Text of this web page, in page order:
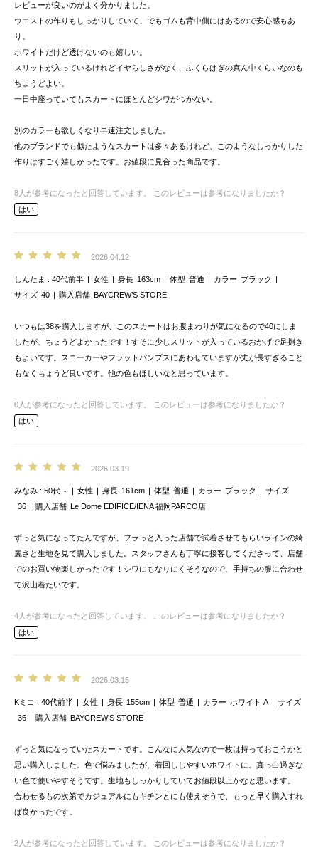
レビューが良いのがよく分かりました。
ウエストの作りもしっかりしていて、でもゴムも背中側にはあるので安心感もあ
り。
ホワイトだけど透けないのも嬉しい。
スリットが入っているけれどイヤらしさがなく、ふくらはぎの真ん中くらいなのも
ちょうどよい。
一日中座っていてもスカートにほとんどシワがつかない。
別のカラーも欲しくなり早速注文しました。
他のブランドでも似たようなスカートは多々あるけれど、このようなしっかりした
作りはすごく嬉しかったです。お値段に見合った商品です。
8 人が参考になったと回答しています。
このレビューは参考になりましたか？
はい
2026.04.12
しんたま 40代前半 女性 身長 163cm 体型 普通 カラー ブラック
サイズ 40 購入店舗 BAYCREW’S STORE
いつもは38を購入しますが、このスカートはお腹まわりが気になるので40にしま
したが、ちょうどよかったです！すそに少しスリットが入っているおかげで足捌き
もよいです。スニーカーやフラットパンプスにあわせていますが丈が長すぎること
もなくちょうど良いです。他の色もほしいなと思っています。
0 人が参考になったと回答しています。
このレビューは参考になりましたか？
はい
2026.03.19
みなみ 50代～ 女性 身長 161cm 体型 普通 カラー ブラック
サイズ
36
購入店舗 Le Dome EDIFICE/IENA 福岡PARCO店
ずっと気になってたんですが、フラっと入った店舗で試着させてもらいラインの綺
麗さと生地を見て購入しました。スタッフさんも丁寧に接客してくださって、店舗
でのお買い物楽しかったです！シワにもなりにくそうなので、手持ちの服に合わせ
て沢山着たいです。
4 人が参考になったと回答しています。
このレビューは参考になりましたか？
はい
2026.03.15
Kミコ 40代前半 女性 身長 155cm 体型 普通 カラー ホワイト A
サイズ
36
購入店舗 BAYCREW’S STORE
ずっと気になっていたスカートです。こんなに人気なので一枚は持っておこうかと
思い購入しました。色で悩みましたが、着回ししやすいホワイトに。真っ白過ぎな
い色で使いやすそうです。生地もしっかりしていてお値段以上かなと思います。
合わせるもの次第でカジュアルにもキチンとにも使えそうで、もっと早く購入すれ
ば良かったです。
2 人が参考になったと回答しています。 このレビューは参考になりましたか？